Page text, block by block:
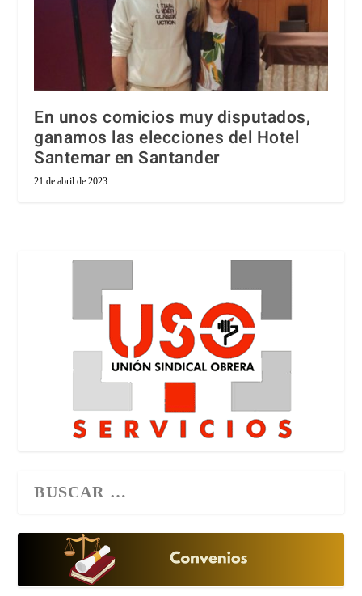
En unos comicios muy disputados,
ganamos las elecciones del Hotel
Santemar en Santander
21 de abril de 2023